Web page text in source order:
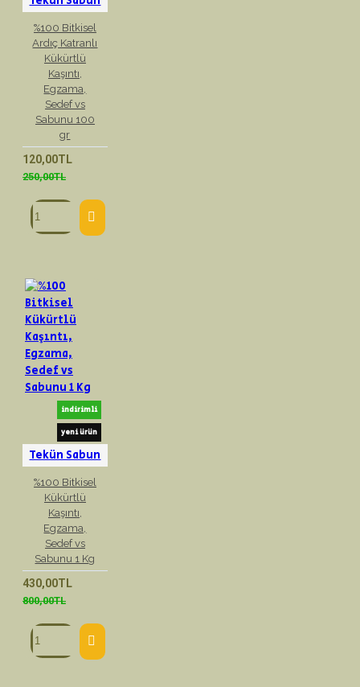
%100 Bitkisel
Ardıç Katranlı
Kükürtlü
Kaşıntı,
Egzama,
Sedef vs
Sabunu 100
gr
120,00TL
250,00TL
indirimli
yeni ürün
Tekün Sabun
%100 Bitkisel
Kükürtlü
Kaşıntı,
Egzama,
Sedef vs
Sabunu 1 Kg
430,00TL
800,00TL